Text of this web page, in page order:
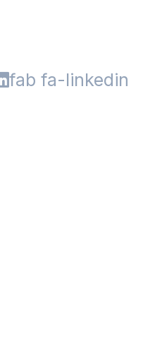
fab fa-linkedin